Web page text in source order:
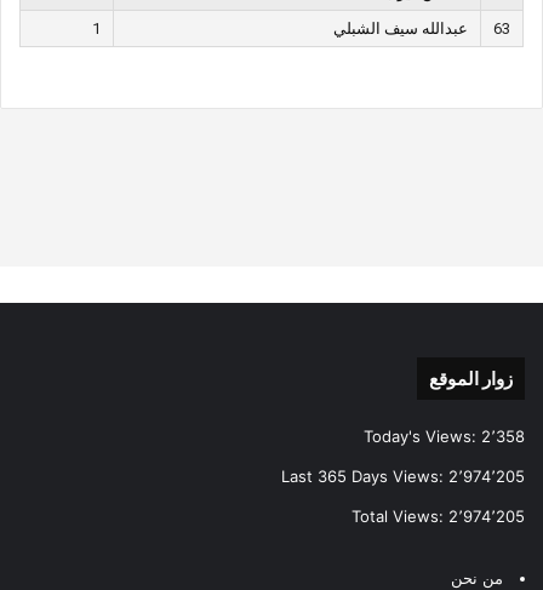
63
عبدالله سيف الشبلي 1
زوار الموقع
Today's Views: 2٬358
Last 365 Days Views: 2٬974٬205
Total Views: 2٬974٬205
من نحن